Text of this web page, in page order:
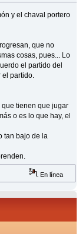
y el chaval portero
que no
cosas, pues... Lo
el partido del
el partido.
tienen que jugar
o es lo que hay, el
tan bajo de la
En línea